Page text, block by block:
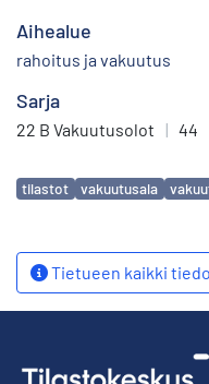
Aihealue
rahoitus ja vakuutus
Sarja
22 B Vakuutusolot | 44
Avainsanat
tilastot vakuutusala
Tietueen kaikki